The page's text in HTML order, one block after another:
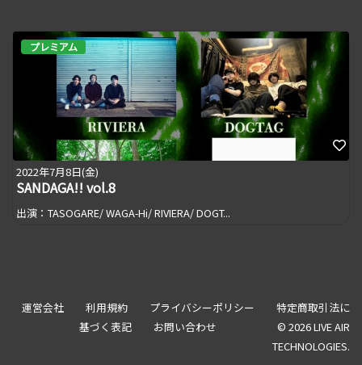
プレミアム
2022年7月8日(金)
SANDAGA!! vol.8
出演：TASOGARE/ WAGA-Hi/ RIVIERA/ DOGT...
運営会社 利用規約 プライバシーポリシー
特定商取引法に
基づく表記
お問い合わせ
© 2026 LIVE AIR
TECHNOLOGIES.